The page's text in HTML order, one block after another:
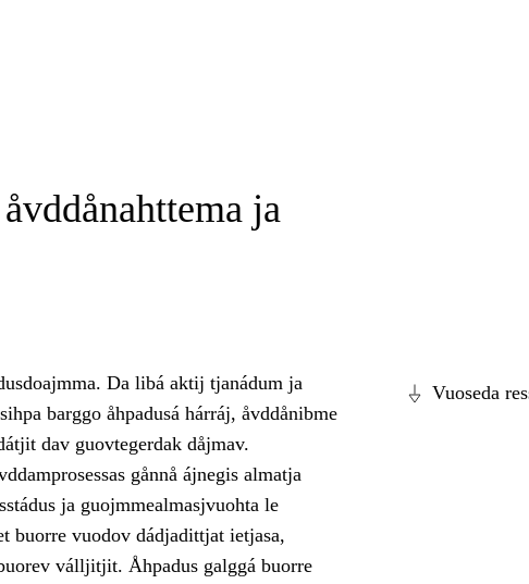
ja
Vuoseda
Da libá aktij tjanádum ja
barggo åhpadusá hárráj, åvddånibme
dav guovtegerdak dåjmav.
gånnå ájnegis almatja
ja guojmmealmasjvuohta le
buorre vuodov dádjadittjat ietjasa,
válljitjit. Åhpadus galggá buorre